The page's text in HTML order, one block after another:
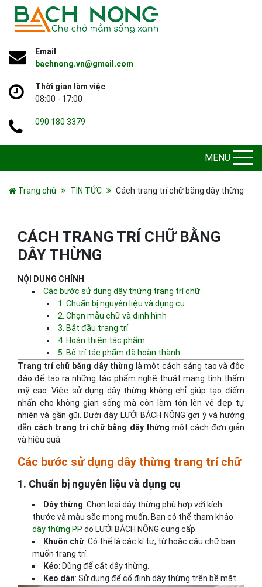
Email
bachnong.vn@gmail.com
Thời gian làm việc
08:00 - 17:00
090 180 3379
MENU
Trang chủ TIN TỨC Cách trang trí chữ bằng dây thừng
CÁCH TRANG TRÍ CHỮ BẰNG
DÂY THỪNG
NỘI DUNG CHÍNH
Các bước sử dụng dây thừng trang trí chữ
1. Chuẩn bị nguyên liệu và dụng cụ
2. Chọn mẫu chữ và định hình
3. Bắt đầu trang trí
4. Hoàn thiện tác phẩm
5. Bố trí tác phẩm đã hoàn thành
Trang trí chữ bằng dây thừng là một cách sáng tạo và độc
đáo để tạo ra những tác phẩm nghệ thuật mang tính thẩm
mỹ cao. Việc sử dụng dây thừng không chỉ giúp tạo điểm
nhấn cho không gian sống mà còn làm tôn lên vẻ đẹp tự
nhiên và gần gũi. Dưới đây LƯỚI BÁCH NÔNG gợi ý và hướng
dẫn cách trang trí chữ bằng dây thừng một cách đơn giản
và hiệu quả.
Các bước sử dụng dây thừng trang trí chữ
1. Chuẩn bị nguyên liệu và dụng cụ
Dây thừng: Chọn loại dây thừng phù hợp với kích
thước và màu sắc mong muốn. Bạn có thể tham khảo
dây thừng PP do LƯỚI BÁCH NÔNG cung cấp.
Khuôn chữ: Có thể là các kí tự, từ hoặc câu chữ bạn
muốn trang trí.
Kéo: Dùng để cắt dây thừng.
Keo dán: Sử dụng để cố định dây thừng trên bề mặt.